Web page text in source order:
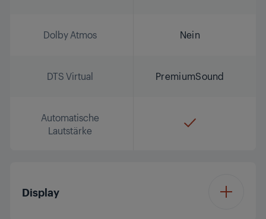
Dolby Atmos Nein
DTS Virtual PremiumSound
Automatische
Lautstärke
Display